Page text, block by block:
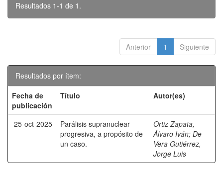
Resultados 1-1 de 1.
Anterior 1 Siguiente
Resultados por ítem:
Fecha de
publicación
Título Autor(es)
25-oct-2025
Parálisis supranuclear
progresiva, a propósito de
un caso.
Ortiz Zapata,
Álvaro Iván; De
Vera Gutiérrez,
Jorge Luis